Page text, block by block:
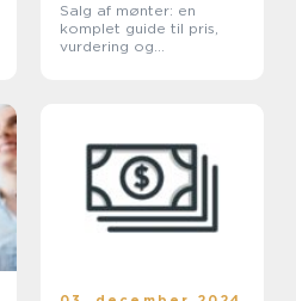
Salg af mønter: en
komplet guide til pris,
vurdering og